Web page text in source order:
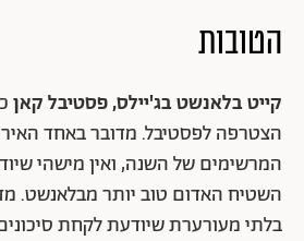
הטובות
קייט בלאנשט בג'יילס, פסטיבל קאן
הצטרפה לפסטיבל. מדובר באחד
המרשימים של השנה, ואין מישהי
השטיח האדום טוב יותר מבלאנשט.
בלתי מעורערת שיודעת לקחת